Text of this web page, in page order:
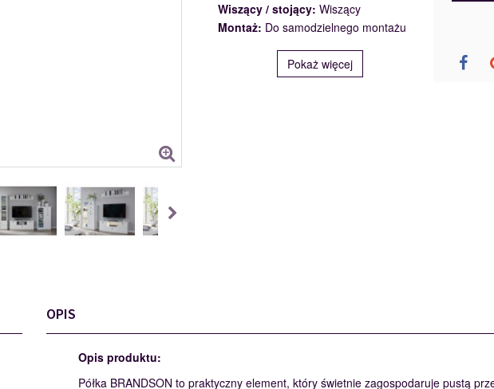
Wiszący / stojący: Wiszący
Montaż: Do samodzielnego montażu
Pokaż więcej
OPIS
Opis produktu:
Półka BRANDSON to praktyczny element, który świetnie zagospodaruje pustą